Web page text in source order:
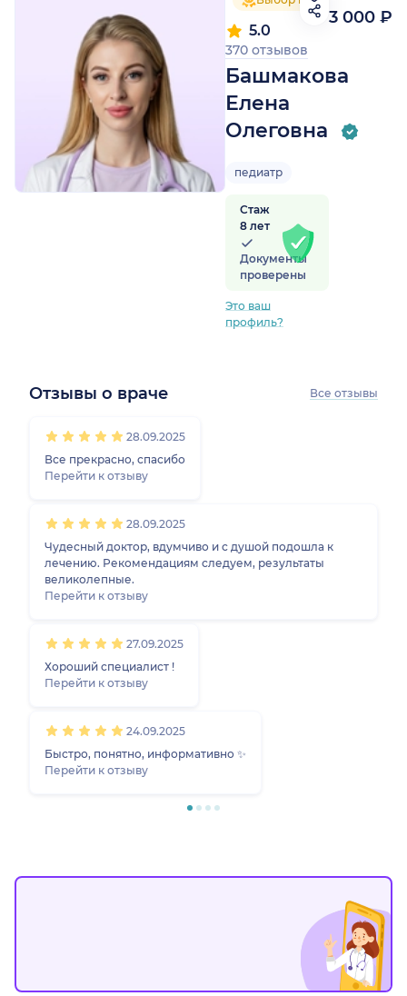
Башмакова
Елена
Олеговна
5.0
370 отзывов
педиатр
Стаж
8 лет
Документы
проверены
Это ваш
профиль?
3 000 ₽
Отзывы о враче Все отзывы
28.09.2025
Все прекрасно, спасибо
Перейти к отзыву
28.09.2025
Чудесный доктор, вдумчиво и с душой подошла к
лечению. Рекомендациям следуем, результаты
великолепные.
Перейти к отзыву
27.09.2025
Хороший специалист !
Перейти к отзыву
24.09.2025
Быстро, понятно, информативно ✨
Перейти к отзыву